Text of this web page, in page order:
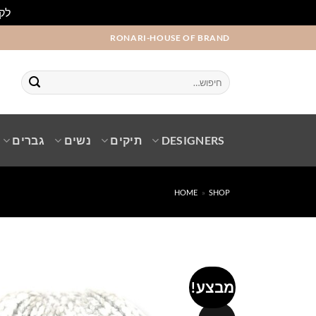
to
RONARI-HOUSE OF BRAND
חיפוש
עבור:
DESIGNERS תיקים נשים גברים
HOME » SHOP
מבצע!